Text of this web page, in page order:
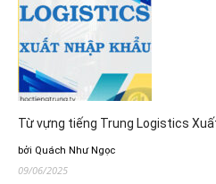
Từ vựng tiếng Trung Logistics
bởi Quách Như Ngọc
09/06/2025